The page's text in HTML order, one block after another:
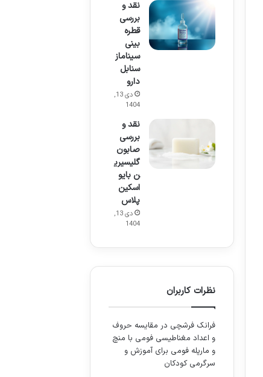
نقد و
بررسی
قطره
بینی
سیناماز
سنابل
دارو
دی 13,
1404
نقد و
بررسی
صابون
گلیسیری
ن بایو
اسکین
پلاس
دی 13,
1404
نظرات کاربران
فرانک فرشچی در مقایسه حروف
و اعداد مغناطیسی فومی با منچ
و مارپله فومی برای آموزش و
سرگرمی کودکان